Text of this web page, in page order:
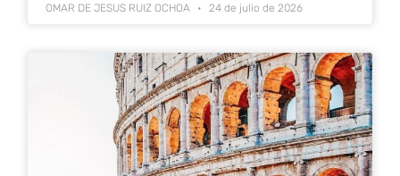
OMAR DE JESUS RUIZ OCHOA 24 de julio de 2026